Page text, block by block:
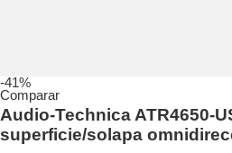
-41%
Comparar
Audio-Technica ATR4650-
superficie/solapa